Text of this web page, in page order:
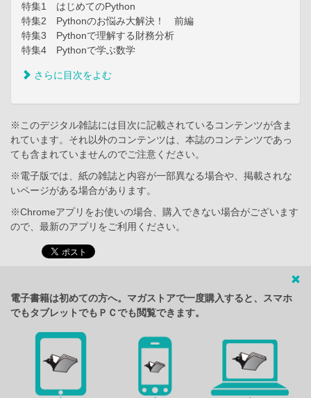
特集1 はじめてのPython
特集2 Pythonのお悩み大解決！ 前編
特集3 Pythonで理解する財務分析
特集4 Pythonで学ぶ数学
さらに目次をよむ
※このデジタル雑誌には目次に記載されているコンテンツが含ま
れています。それ以外のコンテンツは、本誌のコンテンツであっ
ても含まれていませんのでご注意ください。
※電子版では、紙の雑誌と内容が一部異なる場合や、掲載されな
いページがある場合があります。
※Chromeアプリをお使いの場合、購入できない場合がございます
ので、最新のアプリをご利用ください。
電子書籍は初めての方へ。マガストアで一度購入すると、スマホ
でもタブレットでもＰＣでも閲覧できます。